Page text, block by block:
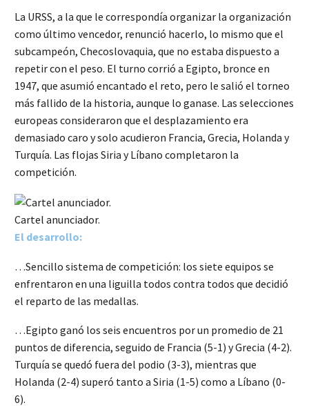
La URSS, a la que le correspondía organizar la organización
como último vencedor, renunció hacerlo, lo mismo que el
subcampeón, Checoslovaquia, que no estaba dispuesto a
repetir con el peso. El turno corrió a Egipto, bronce en
1947, que asumió encantado el reto, pero le salió el torneo
más fallido de la historia, aunque lo ganase. Las selecciones
europeas consideraron que el desplazamiento era
demasiado caro y solo acudieron Francia, Grecia, Holanda y
Turquía. Las flojas Siria y Líbano completaron la
competición.
Cartel anunciador.
El desarrollo:
…Sencillo sistema de competición: los siete equipos se
enfrentaron en una liguilla todos contra todos que decidió
el reparto de las medallas.
…Egipto ganó los seis encuentros por un promedio de 21
puntos de diferencia, seguido de Francia (5-1) y Grecia (4-2).
Turquía se quedó fuera del podio (3-3), mientras que
Holanda (2-4) superó tanto a Siria (1-5) como a Líbano (0-
6).